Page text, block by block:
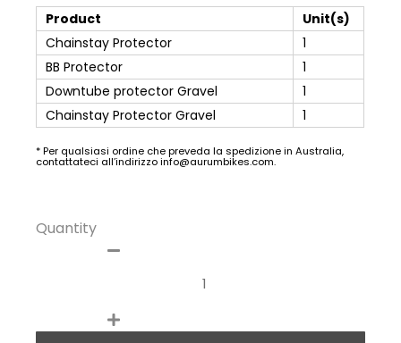
Product
Unit(s)
Chainstay Protector
1
BB Protector
1
Downtube protector Gravel
1
Chainstay Protector Gravel
1
* Per qualsiasi ordine che preveda la spedizione in Australia,
contattateci all’indirizzo info@aurumbikes.com.
Quantity